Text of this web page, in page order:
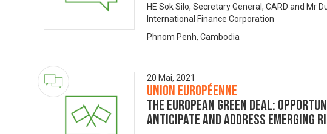
HE Sok Silo, Secretary General, CARD and Mr
International Finance Corporation
Phnom Penh, Cambodia
20 Mai, 2021
Union européenne
The European Green Deal:
anticipate and address emerging